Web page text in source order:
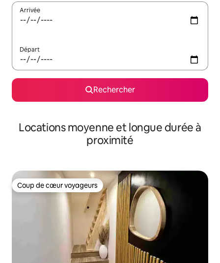
Arrivée
Départ
Rechercher
Locations moyenne et longue durée à
proximité
Coup de cœur voyageurs
Coup de cœur voyageurs